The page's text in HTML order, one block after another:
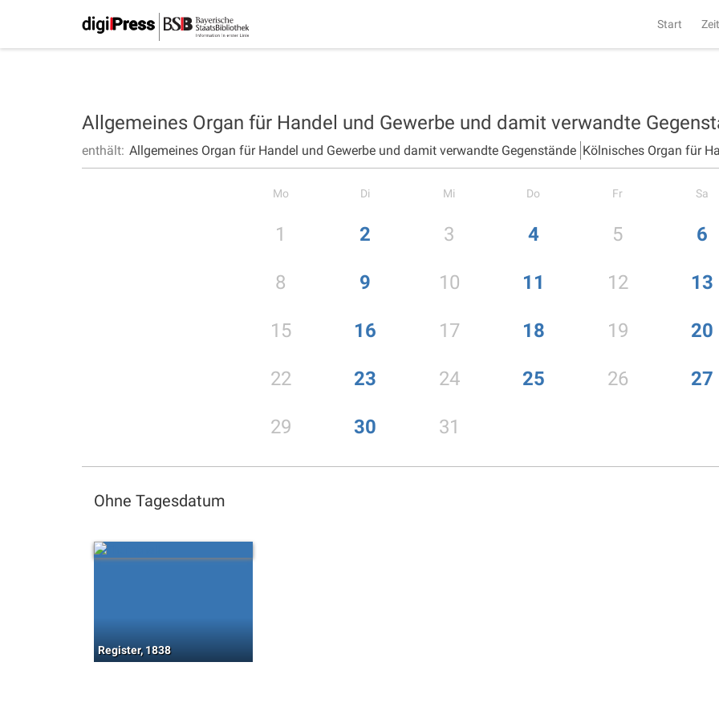
Start
Allgemeines Organ für Handel und Gewerbe und damit verwandte
enthält: Allgemeines Organ für Handel und Gewerbe und damit verwandte Gegenstände Kölnisches Organ für
Mo Di Mi Do Fr Sa
1 2 3 4 5 6
8 9 10 11 12 13
15 16 17 18 19 20
22 23 24 25 26 27
29 30 31
Ohne Tagesdatum
Register, 1838